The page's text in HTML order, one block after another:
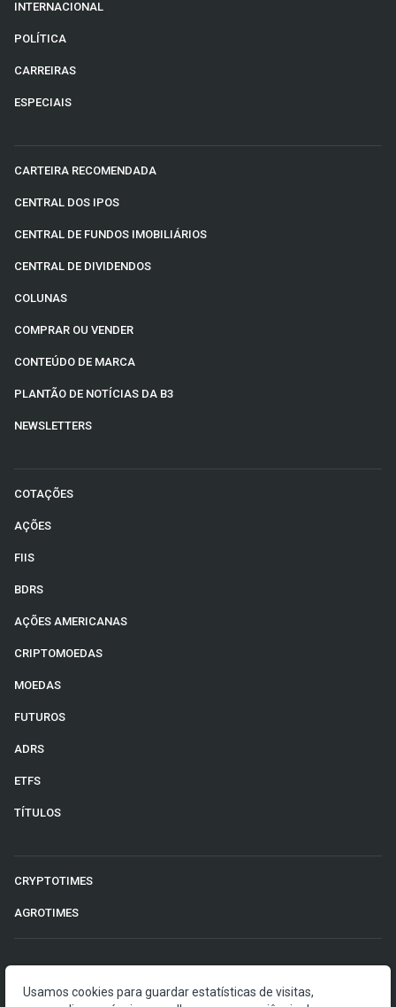
INTERNACIONAL
POLÍTICA
CARREIRAS
ESPECIAIS
CARTEIRA RECOMENDADA
CENTRAL DOS IPOS
CENTRAL DE FUNDOS IMOBILIÁRIOS
CENTRAL DE DIVIDENDOS
COLUNAS
COMPRAR OU VENDER
CONTEÚDO DE MARCA
PLANTÃO DE NOTÍCIAS DA B3
NEWSLETTERS
COTAÇÕES
AÇÕES
FIIS
BDRS
AÇÕES AMERICANAS
CRIPTOMOEDAS
MOEDAS
FUTUROS
ADRS
ETFS
TÍTULOS
CRYPTOTIMES
AGROTIMES
Usamos cookies para guardar estatísticas de visitas,